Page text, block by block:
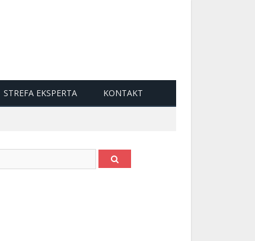
STREFA EKSPERTA KONTAKT